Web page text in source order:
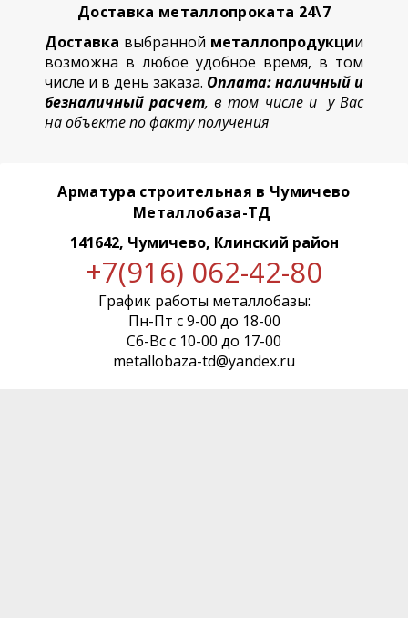
Доставка металлопроката 24\7
Доставка выбранной металлопродукции
возможна в любое удобное время, в том
числе и в день заказа. Оплата: наличный и
безналичный расчет, в том числе и у Вас
на объекте по факту получения
Арматура строительная в Чумичево
Металлобаза-ТД
141642, Чумичево, Клинский район
+7(916) 062-42-80
График работы металлобазы:
Пн-Пт с 9-00 до 18-00
Сб-Вс с 10-00 до 17-00
metallobaza-td@yandex.ru